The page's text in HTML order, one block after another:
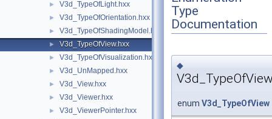
► V3d_TypeOfLight.hxx
► V3d_TypeOfOrientation.hxx
► V3d_TypeOfShadingModel.hxx
► V3d_TypeOfView.hxx
► V3d_TypeOfVisualization.hxx
► V3d_UnMapped.hxx
► V3d_View.hxx
► V3d_Viewer.hxx
► V3d_ViewerPointer.hxx
Type
Documentation
◆
enum V3d_TypeOfView